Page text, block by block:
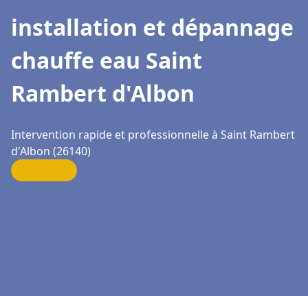
installation et dépannage
chauffe eau Saint
Rambert d'Albon
Intervention rapide et professionnelle à Saint Rambert
d'Albon (26140)